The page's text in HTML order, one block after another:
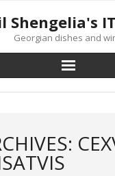
Shengelia's
Georgian dishes and